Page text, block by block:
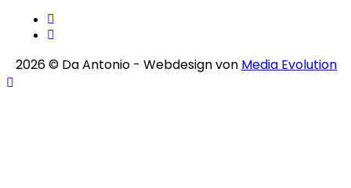
2026© Da Antonio - Webdesign von Media Evolution